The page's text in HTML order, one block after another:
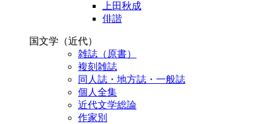
上田秋成
俳諧
国文学（近代）
雑誌（原書）
複刻雑誌
同人誌・地方誌・一般誌
個人全集
近代文学総論
作家別